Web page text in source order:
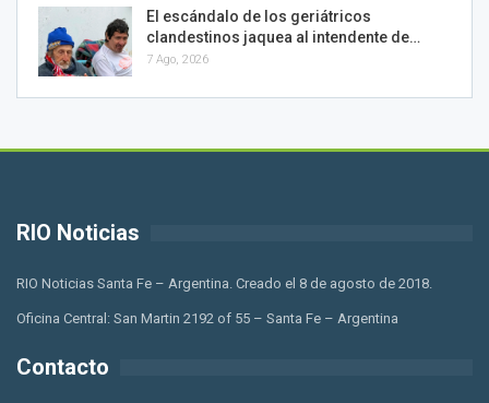
El escándalo de los geriátricos
clandestinos jaquea al intendente de…
7 Ago, 2026
RIO Noticias
RIO Noticias Santa Fe – Argentina. Creado el 8 de agosto de 2018.
Oficina Central: San Martin 2192 of 55 – Santa Fe – Argentina
Contacto